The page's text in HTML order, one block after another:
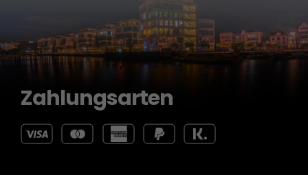
Zahlungsarten